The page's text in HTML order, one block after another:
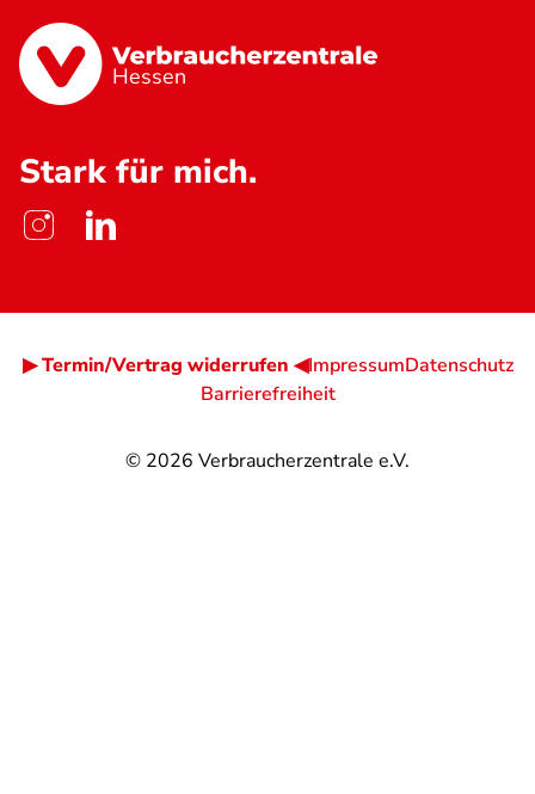
Hessen
Stark für mich.
© 2026 Verbraucherzentrale e.V.
▶ Termin/Vertrag widerrufen ◀ImpressumDatenschutz
Barrierefreiheit